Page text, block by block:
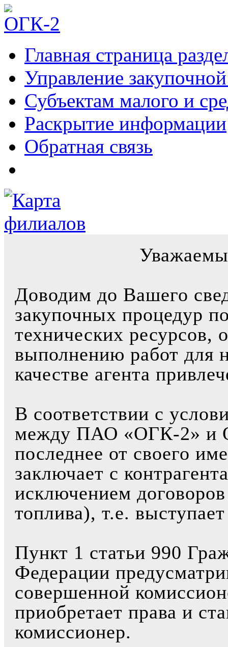
Главная страница
Управление
Субъектам малого и
Раскрытие информации
Обратная связь
Доводим до Вашего
закупочных процедур
технических ресурсов,
выполнению работ
качестве агента
В соответствии с
между ПАО «ОГК-2» и
последнее от своего
заключает с
исключением
топлива), т.е.
Пункт 1 статьи 990
Федерации
совершенной
приобретает права и
комиссионер.